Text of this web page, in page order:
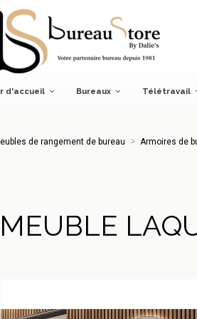
d'accueil Bureaux Télétravail
de rangement de bureau Armoires de
de rangement de bureau Armoires de
MEUBLE